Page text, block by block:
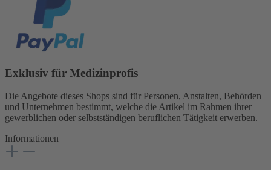
Exklusiv für Medizinprofis
Die Angebote dieses Shops sind für Personen, Anstalten, Behörden
und Unternehmen bestimmt, welche die Artikel im Rahmen ihrer
gewerblichen oder selbstständigen beruflichen Tätigkeit erwerben.
Informationen